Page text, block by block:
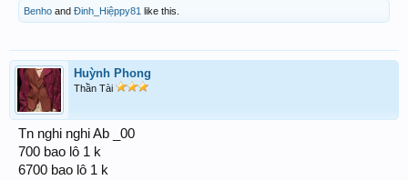
Benho and Đinh_Hiệppy81 like this.
Huỳnh Phong
Thần Tài
Tn nghi nghi Ab _00
700 bao lô 1 k
6700 bao lô 1 k